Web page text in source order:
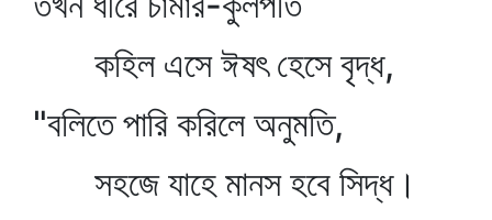
কহিল এসে ঈষৎ হেসে বৃদ্ধ,
"বলিতে পারি করিলে অনুমতি,
সহজে যাহে মানস হবে সিদ্ধ।